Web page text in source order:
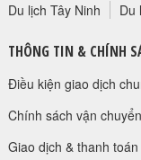
Du lịch Tây Ninh
Du
THÔNG TIN & CHÍNH
Điều kiện giao dịch
Chính sách vận
Giao dịch & thanh toán